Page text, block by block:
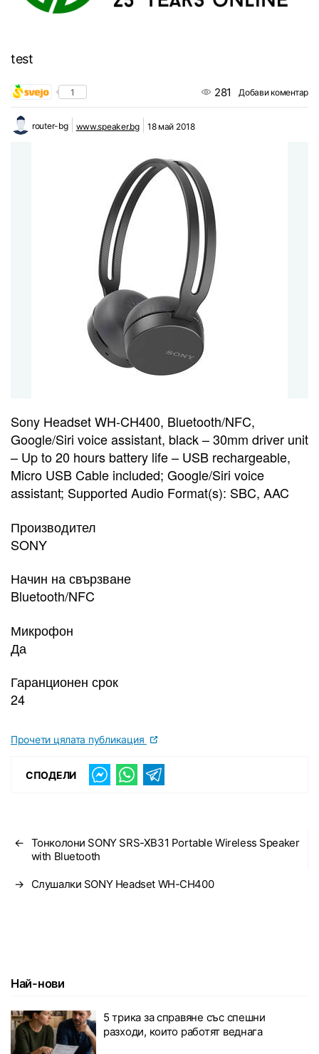
test
1 281 Добави коментар
router-bg www.speaker.bg 18 май 2018
Sony Headset WH-CH400, Bluetooth/NFC,
Google/Siri voice assistant, black – 30mm driver unit
– Up to 20 hours battery life – USB rechargeable,
Micro USB Cable included; Google/Siri voice
assistant; Supported Audio Format(s): SBC, AAC
Производител
SONY
Начин на свързване
Bluetooth/NFC
Микрофон
Да
Гаранционен срок
24
Прочети цялата публикация
СПОДЕЛИ
← Тонколони SONY SRS-XB31 Portable Wireless Speaker
with Bluetooth
→ Слушалки SONY Headset WH-CH400
Най-нови
5 трика за справяне със спешни
разходи, които работят веднага